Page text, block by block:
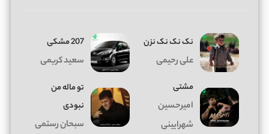
نک نک نک نزن
علی رحیمی
207 مشکی
سعید کریمی
مشتی
امیرحسین
شهرایینی
تو ماله من
نبودی
سبحان رستمی